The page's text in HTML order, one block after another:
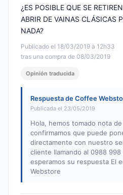
Publicado el 18/03/2019 à 12h33
tras una compra de 08/03/2019
¿ES POSIBLE QUE SE
ABRIR DE VAINAS CLÁSICAS
NADA?
Opinión traducida
Respuesta de Coffee
Publicada el 23/05/2019
Hola, hemos tomado nota
confirmamos que puede
directamente con nuestro
cliente llamando al 0988 998
esperamos su respuesta El
Webstore